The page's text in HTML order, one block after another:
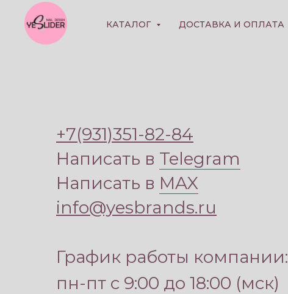
КАТАЛОГ ДОСТАВКА И ОПЛАТА
+7(931)351-82-84
Написать в Telegram
Написать в MAX
info@yesbrands.ru
График работы компании:
пн-пт с 9:00 до 18:00 (мск)